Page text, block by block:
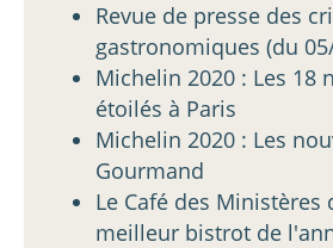
Revue de presse des
gastronomiques (du
Michelin 2020 : Les 18
étoilés à Paris
Michelin 2020 : Les
Gourmand
Le Café des Ministères
meilleur bistrot de